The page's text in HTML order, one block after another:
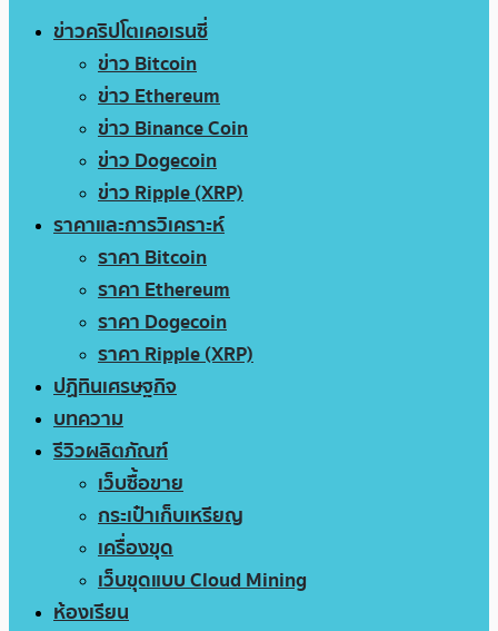
ข่าวคริปโตเคอเรนซี่
ข่าว Bitcoin
ข่าว Ethereum
ข่าว Binance Coin
ข่าว Dogecoin
ข่าว Ripple (XRP)
ราคาและการวิเคราะห์
ราคา Bitcoin
ราคา Ethereum
ราคา Dogecoin
ราคา Ripple (XRP)
ปฏิทินเศรษฐกิจ
บทความ
รีวิวผลิตภัณฑ์
เว็บซื้อขาย
กระเป๋าเก็บเหรียญ
เครื่องขุด
เว็บขุดแบบ Cloud Mining
ห้องเรียน